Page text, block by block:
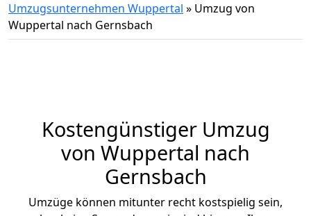
Umzugsunternehmen Wuppertal » Umzug von
Wuppertal nach Gernsbach
Kostengünstiger Umzug
von Wuppertal nach
Gernsbach
Umzüge können mitunter recht kostspielig sein,